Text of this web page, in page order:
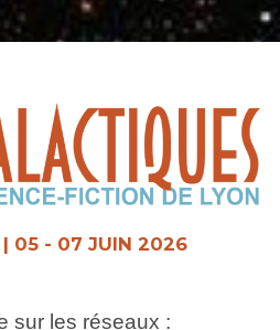
| 05 - 07 JUIN 2026
sur les réseaux :